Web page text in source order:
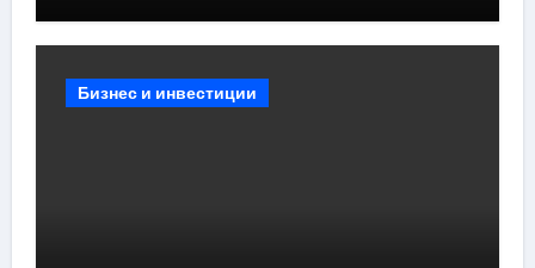
Бизнес и инвестиции